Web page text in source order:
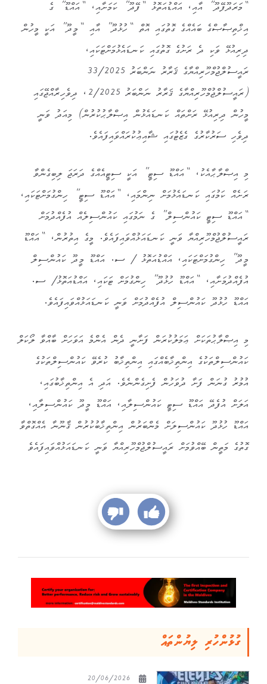
“މަރަދޫފޭދޫ” އާއި، އައްޑުއަތޮޅު “ފޭދޫ” ކަމަށާއި، “އައްޑޫ” ގެ
އިޚްތިޞާޞްގެ ބައެއްގެ ގޮތުގައި އޮތް “ހުޅުދޫ” އާއި “މީދޫ” އަކީ މީހުން
ދިރިއުޅޭ ވަކި ދެ ރަށުގެ ގޮތުގައި ކަނޑައެޅުމަށްޓަކައި،
ރައީސުލްޖުމްހޫރިއްޔާގެ ޤަރާރު ނަންބަރު 33/2025
(ރައީސުލްޖުމްހޫރިއްޔާގެ ޤަރާރު ނަންބަރު 2/2025، ދިވެހިރާއްޖޭގައި
މީހުން ދިރިއުޅޭ ރަށްތައް ކަނޑައެޅުން އިޞްލާޙުކުރުން) މިއަދު ވަނީ
ދިވެހި ސަރުކާރުގެ ގެޒެޓުގައި ޝާއިޢުކުރައްވައިފައެވެ.
މި އިޞްލާޙާއެކު، “އައްޑޫ ސިޓީ” އަކީ ސިޓީއެއްގެ ދަރަޖަ ލިބިގެންވާ
ރަށެއް ކަމުގައި ކަނޑައެޅުމަށް ނިންމައި، “އައްޑޫ ސިޓީ” ހިންގުމަށްޓަކައި،
“އައްޑޫ ސިޓީ ކައުންސިލް” ގެ ނަމުގައި ކައުންސިލެއް އުފެއްދުމަށް
ރައީސުލްޖުމްހޫރިއްޔާ ވަނީ ކަނޑައަޅުއްވައިފައެވެ. މީގެ އިތުރުން، “އައްޑޫ
މީދޫ” ހިންގުމަށްޓަކައި، އައްޑުއަތޮޅު / ސ. އައްޑޫ މީދޫ ކައުންސިލް
އުފެއްދުމަށާއި، “އައްޑޫ ހުޅުދޫ” ހިންގުމަށް ޓަކައި، އައްޑުއަތޮޅު/ ސ.
އައްޑޫ ހުޅުދޫ ކައުންސިލް އުފެއްދުމަށް ވަނީ ކަނޑައަޅުއްވައިފައެވެ.
މި އިޞްލާޙުތަކަށް ޢަމަލުކުރަން ފަށާނީ ދެން އެންމެ އަވަހަށް ބާއްވާ ލޯކަލް
ކައުންސިލްތަކުގެ އިންތިޚާބެއްގައި އިންތިޚާބު ކުރެވޭ ކައުންސިލްތަކުގެ
އުމުރު ގުނަން ފަށާ ދުވަހުން ފެށިގެންނެވެ. އަދި އެ އިންތިޚާބުގައި،
އަލަށް އުފެދޭ އައްޑޫ ސިޓީ ކައުންސިލާއި، އައްޑޫ މީދޫ ކައުންސިލާއި،
އައްޑޫ ހުޅުދޫ ކައުންސިލަށް މެންބަރުން އިންތިޚާބުކުރުން ޤާނޫނާ އެއްގޮތްވާ
ގޮތުގެ މަތީން ބޭއްވުމަށް ރައީސުލްޖުމްހޫރިއްޔާ ވަނީ ކަނޑައަޅުއްވައިފައެވެ
ގުޅުންހުރި ލިޔުންތައް